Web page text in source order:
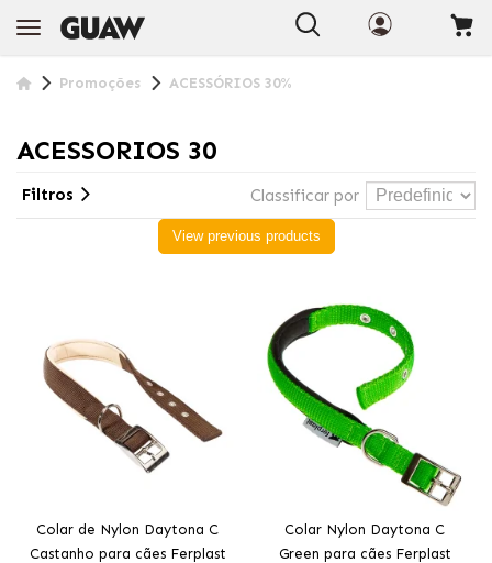
Promoções ACESSÓRIOS 30%
ACESSORIOS 30
Classificar por
Filtros
View previous products
Colar de Nylon Daytona C
Castanho para cães Ferplast
Colar Nylon Daytona C
Green para cães Ferplast